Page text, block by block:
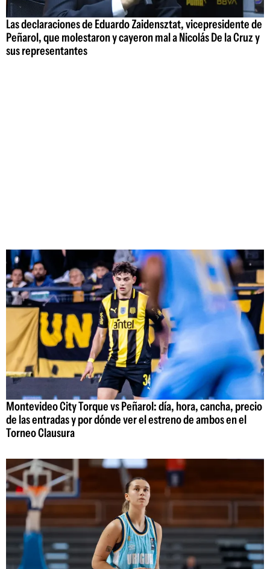
Las declaraciones de Eduardo Zaidensztat, vicepresidente de
Peñarol, que molestaron y cayeron mal a Nicolás De la Cruz y
sus representantes
Montevideo City Torque vs Peñarol: día, hora, cancha, precio
de las entradas y por dónde ver el estreno de ambos en el
Torneo Clausura